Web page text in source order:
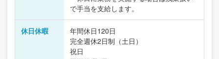
で手当を支給します。
休日休暇
年間休日120日
完全週休2日制（土日）
祝日